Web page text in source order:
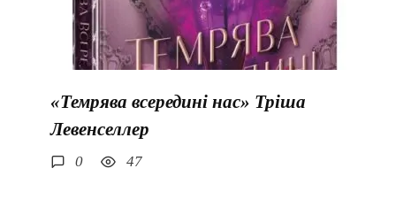
«Темрява всередині нас» Тріша
Левенселлер
0 47